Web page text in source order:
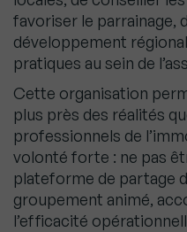
favoriser le parrainage,
développement
pratiques au sein de
Cette organisation
plus près des réalités
professionnels de
volonté forte : ne pas
plateforme de partage
groupement animé,
l’efficacité